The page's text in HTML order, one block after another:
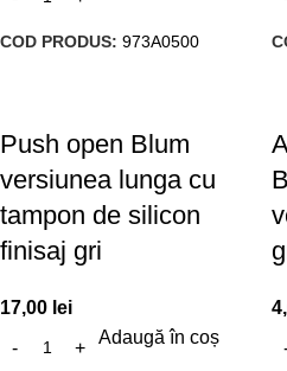
COD PRODUS: 973A0500
Push open Blum
versiunea lunga cu
tampon de silicon
finisaj gri
17,00 lei
Adaugă în coș